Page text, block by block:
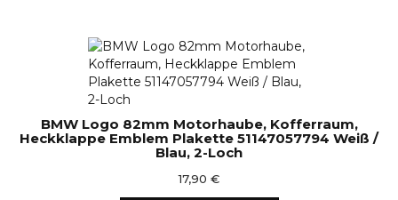
BMW Logo 82mm Motorhaube, Kofferraum,
Heckklappe Emblem Plakette 51147057794 Weiß /
Blau, 2-Loch
17,90 €